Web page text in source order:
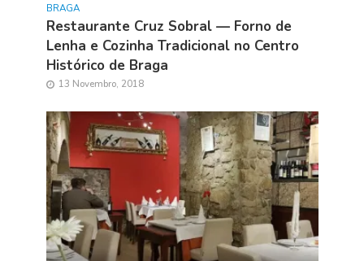
BRAGA
Restaurante Cruz Sobral — Forno de
Lenha e Cozinha Tradicional no Centro
Histórico de Braga
13 Novembro, 2018